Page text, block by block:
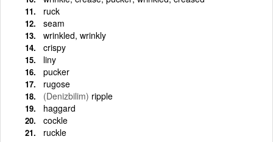
ruck
seam
wrinkled, wrinkly
crispy
liny
pucker
rugose
(Denizbilim) ripple
haggard
cockle
ruckle